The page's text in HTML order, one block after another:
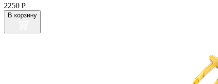
2250 Р
В корзину